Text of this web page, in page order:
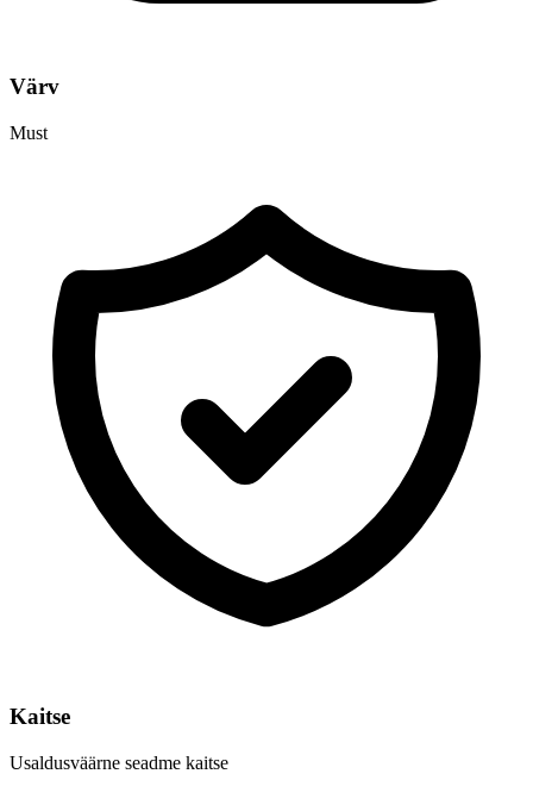
Värv
Must
Kaitse
Usaldusväärne seadme kaitse